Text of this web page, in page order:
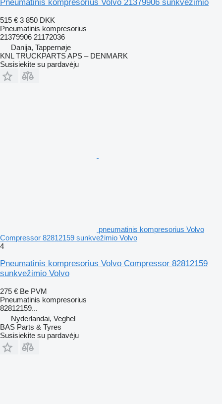
Pneumatinis kompresorius Volvo 21379906 sunkvežimio
515 € 3 850 DKK
Pneumatinis kompresorius
21379906 21172036
Danija, Tappernøje
KNL TRUCKPARTS APS – DENMARK
Susisiekite su pardavėju
pneumatinis kompresorius Volvo
Compressor 82812159 sunkvežimio Volvo
4
Pneumatinis kompresorius Volvo Compressor 82812159
sunkvežimio Volvo
275 € Be PVM
Pneumatinis kompresorius
82812159...
Nyderlandai, Veghel
BAS Parts & Tyres
Susisiekite su pardavėju